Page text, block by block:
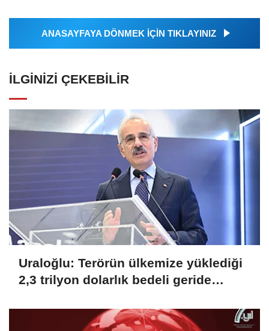
ANASAYFAYA DÖNMEK İÇİN TIKLAYINIZ
İLGINIZI ÇEKEBILIR
Uraloğlu: Terörün ülkemize yüklediği
2,3 trilyon dolarlık bedeli geride